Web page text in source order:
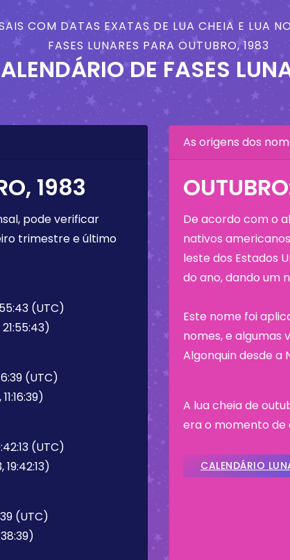
COM DATAS EXATAS DE LUA CHEIA E LUA
FASES LUNARES PARA OUTUBRO, 1983
DE FASES
1983
pode verificar
trimestre e último
(UTC)
(UTC)
(UTC)
(UTC)
As origens dos
De acordo com o
nativos
leste dos Estados
do ano, dando um
Este nome foi
nomes, e algumas
Algonquin desde a
A lua cheia de
era o momento de
CALENDÁRIO